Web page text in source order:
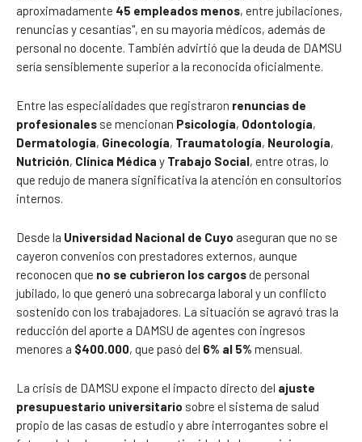
aproximadamente 45 empleados menos, entre jubilaciones,
renuncias y cesantías", en su mayoría médicos, además de
personal no docente. También advirtió que la deuda de DAMSU
sería sensiblemente superior a la reconocida oficialmente.
Entre las especialidades que registraron renuncias de
profesionales se mencionan Psicología, Odontología,
Dermatología, Ginecología, Traumatología, Neurología,
Nutrición, Clínica Médica y Trabajo Social, entre otras, lo
que redujo de manera significativa la atención en consultorios
internos.
Desde la Universidad Nacional de Cuyo aseguran que no se
cayeron convenios con prestadores externos, aunque
reconocen que no se cubrieron los cargosde personal
jubilado, lo que generó una sobrecarga laboral y un conflicto
sostenido con los trabajadores. La situación se agravó tras la
reducción del aporte a DAMSU de agentes con ingresos
menores a $400.000, que pasó del 6% al 5% mensual.
La crisis de DAMSU expone el impacto directo del ajuste
presupuestario universitario sobre el sistema de salud
propio de las casas de estudio y abre interrogantes sobre el